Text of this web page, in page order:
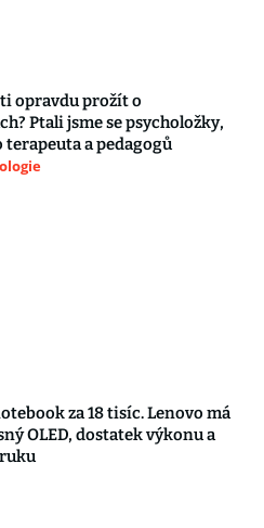
opravdu prožít o
Ptali jsme se psycholožky,
a pedagogů
za 18 tisíc. Lenovo má
OLED, dostatek výkonu a